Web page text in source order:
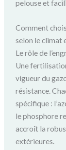
pelouse et
Comment
selon le climat
Le rôle de
Une
vigueur du
résistance.
spécifique :
le phosphore
accroît la
extérieures.